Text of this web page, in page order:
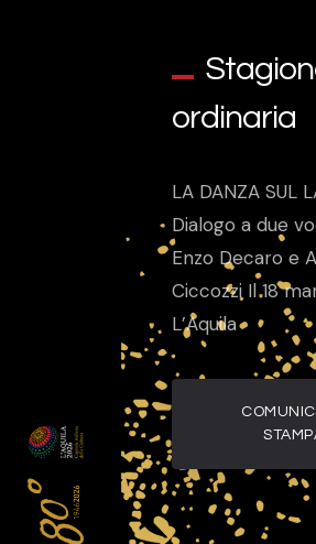
ordinaria
LA DANZA SUL
Dialogo a due
Enzo Decaro e
Ciccozzi Il 18
L’Aquila